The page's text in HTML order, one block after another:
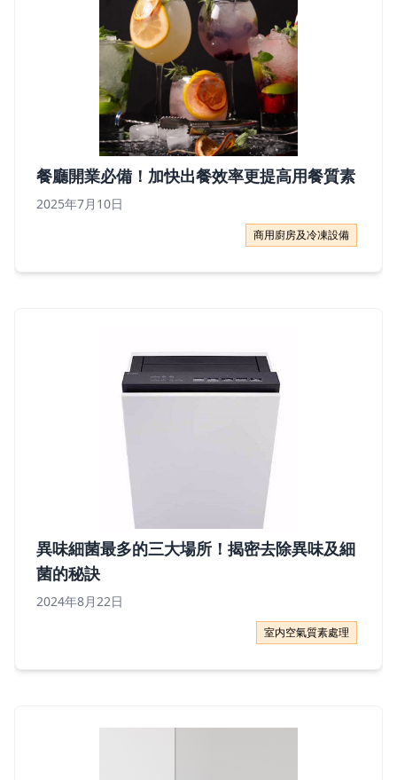
餐廳開業必備！加快出餐效率更提高用餐質素
2025年7月10日
餐廳開業必備！加快出餐效率更提高用餐質素
商用廚房及冷凍設備
異味細菌最多的三大場所！揭密去除異味及細
菌的秘訣
2024年8月22日
異味細菌最多的三大場所！揭密去除異味及細菌的秘訣
室内空氣質素處理